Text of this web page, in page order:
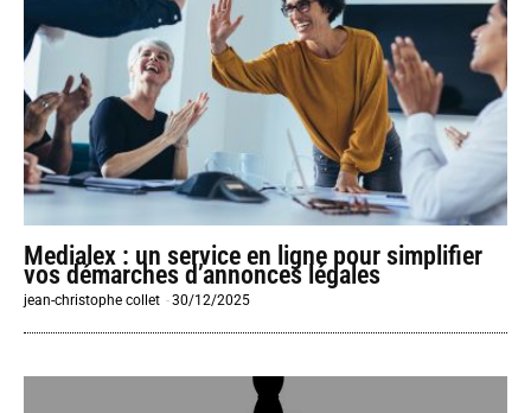
Medialex : un service en ligne pour simplifier
vos démarches d’annonces légales
jean-christophe collet -30/12/2025